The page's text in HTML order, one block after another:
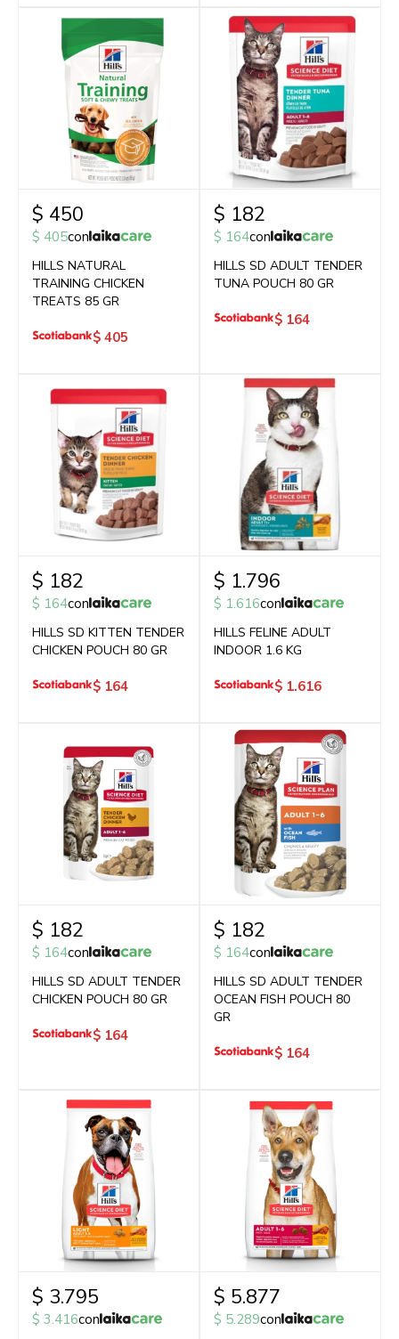
$ 450
$ 405con
HILLS NATURAL
TRAINING CHICKEN
TREATS 85 GR
$ 405
$ 182
$ 164con
HILLS SD ADULT TENDER
TUNA POUCH 80 GR
$ 164
$ 182
$ 164con
HILLS SD KITTEN TENDER
CHICKEN POUCH 80 GR
$ 164
$ 1.796
$ 1.616con
HILLS FELINE ADULT
INDOOR 1.6 KG
$ 1.616
$ 182
$ 164con
HILLS SD ADULT TENDER
CHICKEN POUCH 80 GR
$ 164
$ 182
$ 164con
HILLS SD ADULT TENDER
OCEAN FISH POUCH 80
GR
$ 164
$ 3.795
$ 3.416con
$ 5.877
$ 5.289con